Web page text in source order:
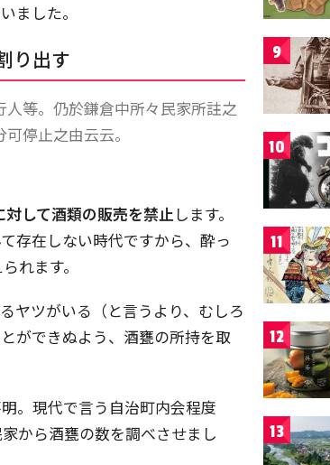
ました。
り出す
等。仍於鎌倉中所々民家所註之
停止之由云云。
対して酒類の販売を禁止します。
存在しない時代ですから、酔っ
れます。
ヤツがいる（と言うより、むしろ
ができぬよう、酒甕の所持を取
。現代で言う自治町内会程度
から酒甕の数を調べさせまし
9
10
11
12
13